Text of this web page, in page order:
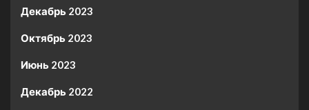
Декабрь 2023
Октябрь 2023
Июнь 2023
Декабрь 2022